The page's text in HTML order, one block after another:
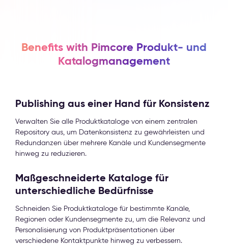
Benefits with Pimcore Produkt- und
Katalogmanagement
Publishing aus einer Hand für Konsistenz
Verwalten Sie alle Produktkataloge von einem zentralen
Repository aus, um Datenkonsistenz zu gewährleisten und
Redundanzen über mehrere Kanäle und Kundensegmente
hinweg zu reduzieren.
Maßgeschneiderte Kataloge für
unterschiedliche Bedürfnisse
Schneiden Sie Produktkataloge für bestimmte Kanäle,
Regionen oder Kundensegmente zu, um die Relevanz und
Personalisierung von Produktpräsentationen über
verschiedene Kontaktpunkte hinweg zu verbessern.